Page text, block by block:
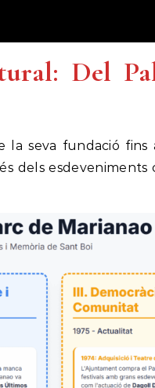
Del
la seva fundació fins
dels esdeveniments